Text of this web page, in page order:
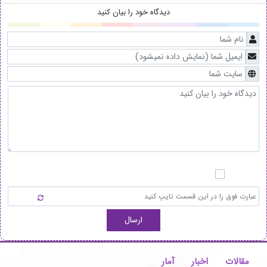
دیدگاه خود را بیان کنید
ارسال
مقالات اخبار آمار